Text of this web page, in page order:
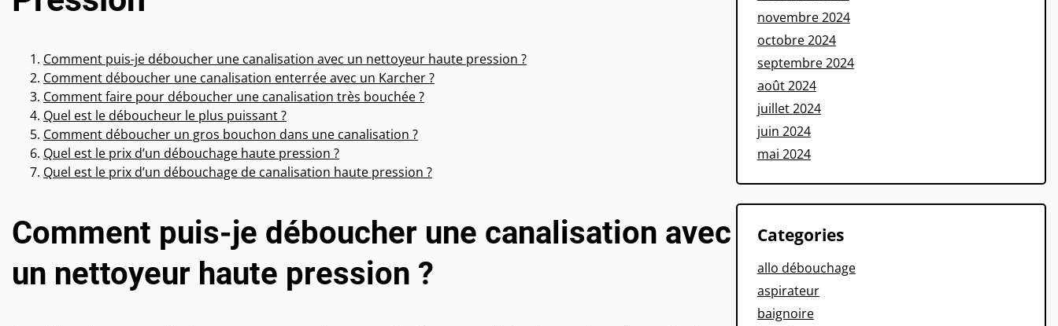
Comment puis-je déboucher une canalisation avec un nettoyeur haute pression ?
Comment déboucher une canalisation enterrée avec un Karcher ?
Comment faire pour déboucher une canalisation très bouchée ?
Quel est le déboucheur le plus puissant ?
Comment déboucher un gros bouchon dans une canalisation ?
Quel est le prix d’un débouchage haute pression ?
Quel est le prix d’un débouchage de canalisation haute pression ?
Comment puis-je déboucher une canalisation avec
un nettoyeur haute pression ?
novembre 2024
octobre 2024
septembre 2024
août 2024
juillet 2024
juin 2024
mai 2024
Categories
allo débouchage
aspirateur
baignoire